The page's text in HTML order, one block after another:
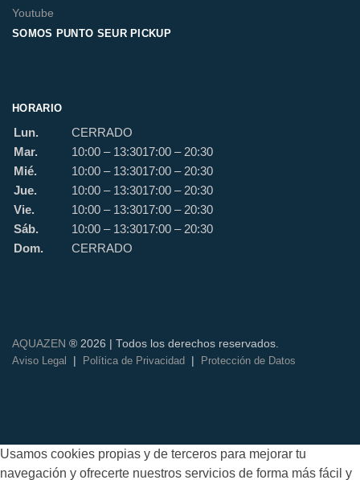
Youtube
SOMOS PUNTO SEUR PICKUP
HORARIO
Lun.
CERRADO
Mar.
10:00 – 13:3017:00 – 20:30
Mié.
10:00 – 13:3017:00 – 20:30
Jue.
10:00 – 13:3017:00 – 20:30
Vie.
10:00 – 13:3017:00 – 20:30
Sáb.
10:00 – 13:3017:00 – 20:30
Dom.
CERRADO
AQUAZEN ® 2026 | Todos los derechos reservados.
Aviso Legal
| Política de Privacidad | Protección de Datos
Usamos cookies propias y de terceros para mejorar tu
navegación y ofrecerte nuestros servicios de forma más fácil y